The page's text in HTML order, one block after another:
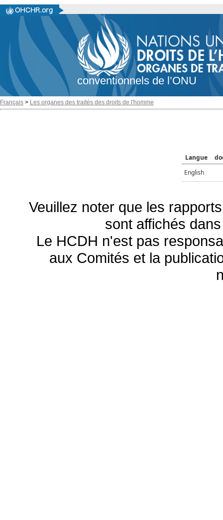
conventionnels de l’ONU
Français > Les organes des traités des droits de l'homme
Langue
English
Veuillez noter que les
sont affichés
Le HCDH n'est pas
aux Comités et la